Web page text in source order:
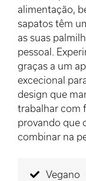
alimentação,
sapatos têm
as suas
pessoal.
graças a um
excecional
design que
trabalhar com
provando que
combinar na
Vegano